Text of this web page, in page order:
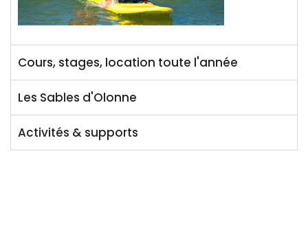
Cours, stages, location toute l'année
Les Sables d'Olonne
Activités & supports